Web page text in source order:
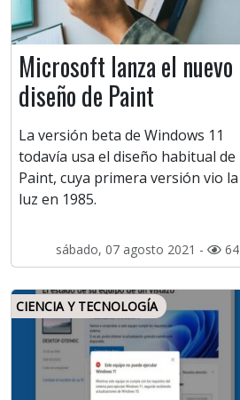
Microsoft lanza el nuevo
diseño de Paint
La versión beta de Windows 11
todavía usa el diseño habitual de
Paint, cuya primera versión vio la
luz en 1985.
sábado, 07 agosto 2021 - 64
CIENCIA Y TECNOLOGÍA